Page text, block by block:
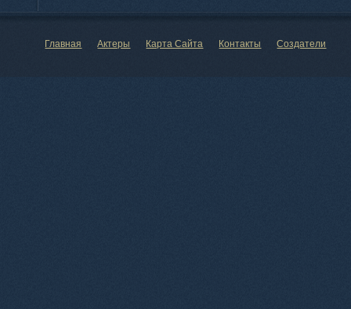
Главная Актеры Карта Сайта Контакты Создатели